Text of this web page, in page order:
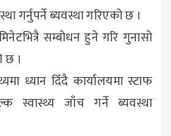
गर्नुपर्ने ब्यवस्था गरिएको छ ।
सम्बोधन हुने गरि गुनासो
छ ।
ध्यान दिँदै कार्यालयमा स्टाफ
स्वास्थ्य जाँच गर्ने ब्यवस्था